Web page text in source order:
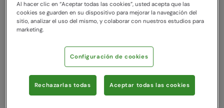
Al hacer clic en “Aceptar todas las cookies”, usted acepta que las
cookies se guarden en su dispositivo para mejorar la navegación del
sitio, analizar el uso del mismo, y colaborar con nuestros estudios para
marketing.
Configuración de cookies
Rechazarlas todas Aceptar todas las cookies